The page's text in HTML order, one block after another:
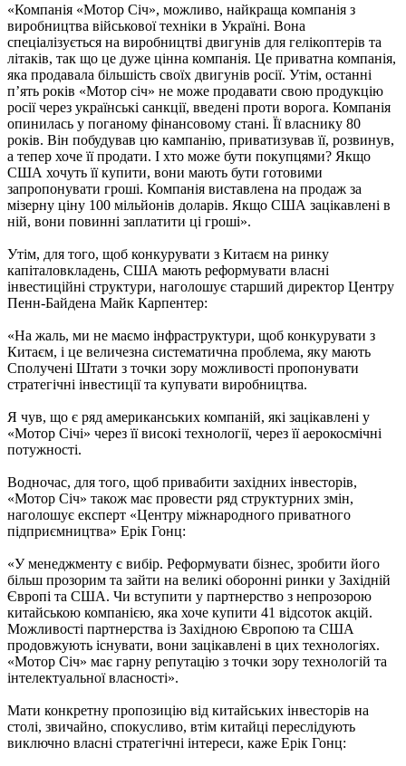
«Компанія «Мотор Січ», можливо, найкраща компанія з
виробництва військової техніки в Україні. Вона
спеціалізується на виробництві двигунів для гелікоптерів та
літаків, так що це дуже цінна компанія. Це приватна компанія,
яка продавала більшість своїх двигунів росії. Утім, останні
п’ять років «Мотор січ» не може продавати свою продукцію
росії через українські санкції, введені проти ворога. Компанія
опинилась у поганому фінансовому стані. Її власнику 80
років. Він побудував цю кампанію, приватизував її, розвинув,
а тепер хоче її продати. І хто може бути покупцями? Якщо
США хочуть її купити, вони мають бути готовими
запропонувати гроші. Компанія виставлена на продаж за
мізерну ціну 100 мільйонів доларів. Якщо США зацікавлені в
ній, вони повинні заплатити ці гроші».
Утім, для того, щоб конкурувати з Китаєм на ринку
капіталовкладень, США мають реформувати власні
інвестиційні структури, наголошує старший директор Центру
Пенн-Байдена Майк Карпентер:
«На жаль, ми не маємо інфраструктури, щоб конкурувати з
Китаєм, і це величезна систематична проблема, яку мають
Сполучені Штати з точки зору можливості пропонувати
стратегічні інвестиції та купувати виробництва.
Я чув, що є ряд американських компаній, які зацікавлені у
«Мотор Січі» через її високі технології, через її аерокосмічні
потужності.
Водночас, для того, щоб привабити західних інвесторів,
«Мотор Січ» також має провести ряд структурних змін,
наголошує експерт «Центру міжнародного приватного
підприємництва» Ерік Гонц:
«У менеджменту є вибір. Реформувати бізнес, зробити його
більш прозорим та зайти на великі оборонні ринки у Західній
Європі та США. Чи вступити у партнерство з непрозорою
китайською компанією, яка хоче купити 41 відсоток акцій.
Можливості партнерства із Західною Європою та США
продовжують існувати, вони зацікавлені в цих технологіях.
«Мотор Січ» має гарну репутацію з точки зору технологій та
інтелектуальної власності».
Мати конкретну пропозицію від китайських інвесторів на
столі, звичайно, спокусливо, втім китайці переслідують
виключно власні стратегічні інтереси, каже Ерік Гонц: